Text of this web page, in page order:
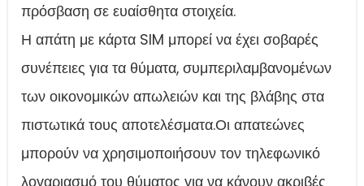
πρόσβαση σε ευαίσθητα στοιχεία.
Η απάτη με κάρτα SIM μπορεί να έχει σοβαρές
συνέπειες για τα θύματα, συμπεριλαμβανομένων
των οικονομικών απωλειών και της βλάβης στα
πιστωτικά τους αποτελέσματα.Οι απατεώνες
μπορούν να χρησιμοποιήσουν τον τηλεφωνικό
λογαριασμό του θύματος για να κάνουν ακριβές